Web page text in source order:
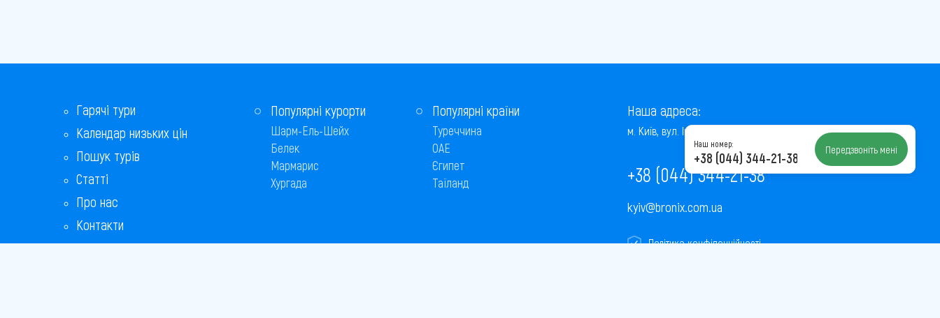
Гарячі тури
Календар низьких цін
Пошук турів
Статті
Про нас
Контакти
Бонусна програма
Популярні курорти
Шарм-Ель-Шейх
Белек
Мармарис
Хургада
Популярні країни
Туреччина
ОАЕ
Єгипет
Таїланд
Наша адреса:
м. Київ, вул. Інститутська, 22/7, оф. 41
+38 (044) 344-21-38
kyiv@bronix.com.ua
Політика конфіденційності
Наш номер:
+38 (044) 344-21-38 Передзвоніть мені